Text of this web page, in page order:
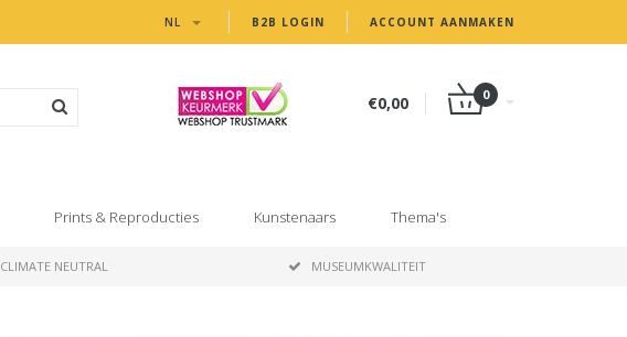
B2B LOGIN ACCOUNT AANMAKEN
NL
€0,00 0
Prints & Reproducties Kunstenaars Thema's
CLIMATE NEUTRAL MUSEUMKWALITEIT